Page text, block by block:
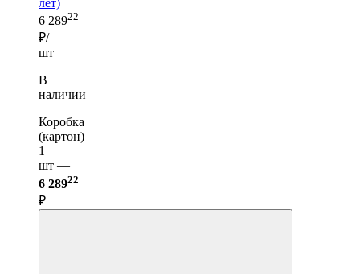
6 28922
₽/
шт
В
наличии
Коробка
(картон)
1
шт —
6 28922
₽